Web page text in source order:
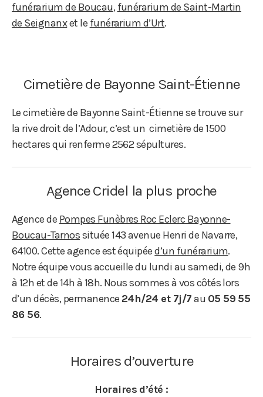
funérarium de Boucau,funérarium de Saint-Martin
de Seignanxet le funérarium d’Urt.
Cimetière de Bayonne Saint-Étienne
Le cimetière de Bayonne Saint-Étienne se trouve sur
la rive droit de l’Adour, c’est un cimetière de 1500
hectares qui renferme 2562 sépultures.
Agence Cridel la plus proche
Agence de Pompes Funèbres Roc Eclerc Bayonne-
Boucau-Tarnossituée 143 avenue Henri de Navarre,
64100. Cette agence est équipéed’un funérarium.
Notre équipe vous accueille du lundi au samedi, de 9h
à 12h et de 14h à 18h. Nous sommes à vos côtés lors
d’un décès, permanence 24h/24 et 7j/7au 05 59 55
86 56.
Horaires d’ouverture
Horaires d’été :